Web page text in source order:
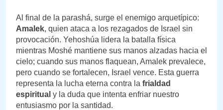
Al final de la parashá, surge el enemigo arquetípico:
Amalek, quien ataca a los rezagados de Israel sin
provocación. Yehoshúa lidera la batalla física
mientras Moshé mantiene sus manos alzadas hacia el
cielo; cuando sus manos flaquean, Amalek prevalece,
pero cuando se fortalecen, Israel vence. Esta guerra
representa la lucha eterna contra la frialdad
espiritual y la duda que intenta enfriar nuestro
entusiasmo por la santidad.